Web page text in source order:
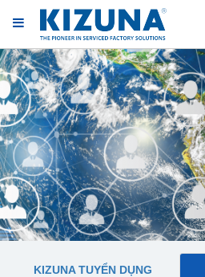
KIZUNA TUYỂN DỤNG